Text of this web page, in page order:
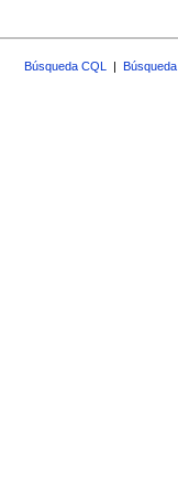
Búsqueda CQL |